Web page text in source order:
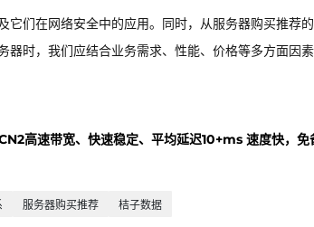
它们在网络安全中的应用。同时，从服务器购买推荐
时，我们应结合业务需求、性能、价格等多方面因
高速带宽、快速稳定、平均延迟10+ms 速度快，免
服务器购买推荐 桔子数据